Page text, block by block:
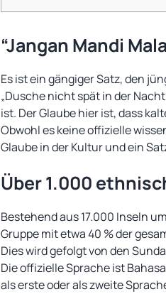
“Jangan Mandi
Es ist ein gängiger Satz, den
„Dusche nicht spät in der
ist. Der Glaube hier ist, dass
Obwohl es keine offizielle
Glaube in der Kultur und ein
Über 1.000
Bestehend aus 17.000 Inseln
Gruppe mit etwa 40 % der
Dies wird gefolgt von den
Die offizielle Sprache ist
als erste oder als zweite